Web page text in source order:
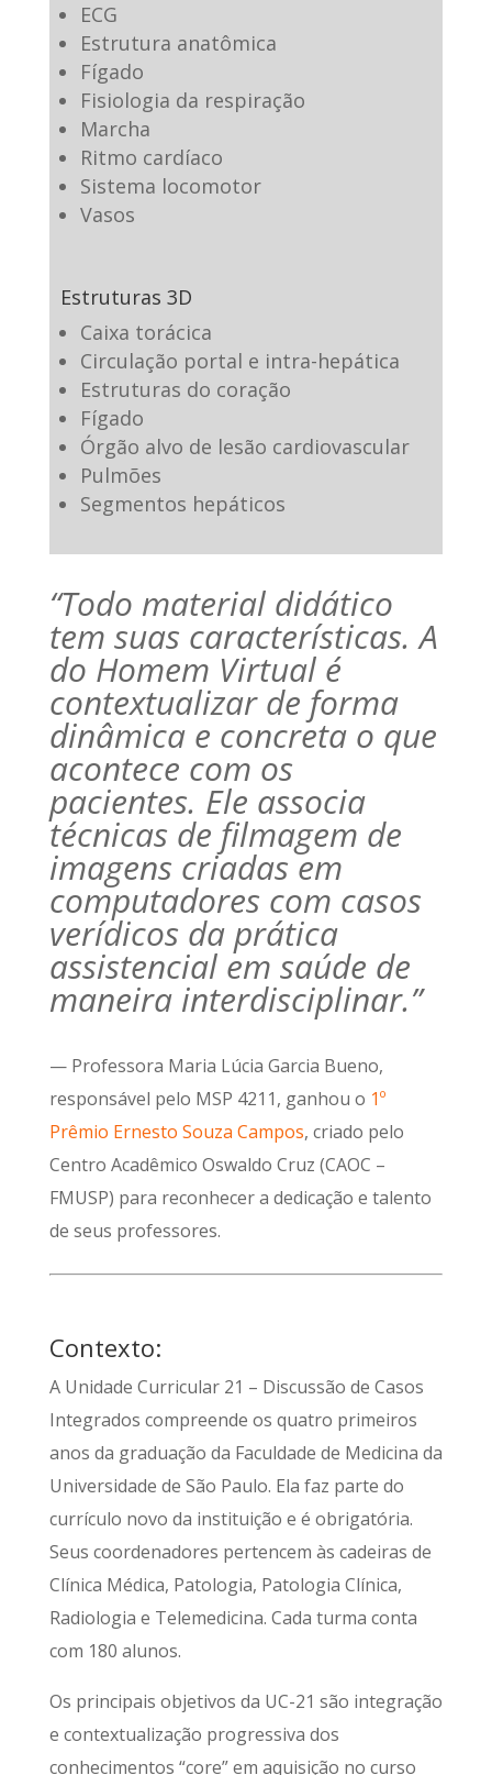
ECG
Estrutura anatômica
Fígado
Fisiologia da respiração
Marcha
Ritmo cardíaco
Sistema locomotor
Vasos
Estruturas 3D
Caixa torácica
Circulação portal e intra-hepática
Estruturas do coração
Fígado
Órgão alvo de lesão cardiovascular
Pulmões
Segmentos hepáticos
“Todo material didático
tem suas características. A
do Homem Virtual é
contextualizar de forma
dinâmica e concreta o que
acontece com os
pacientes. Ele associa
técnicas de filmagem de
imagens criadas em
computadores com casos
verídicos da prática
assistencial em saúde de
maneira interdisciplinar.”
— Professora Maria Lúcia Garcia Bueno,
responsável pelo MSP 4211, ganhou o 1º
Prêmio Ernesto Souza Campos, criado pelo
Centro Acadêmico Oswaldo Cruz (CAOC –
FMUSP) para reconhecer a dedicação e talento
de seus professores.
Contexto:
A Unidade Curricular 21 – Discussão de Casos
Integrados compreende os quatro primeiros
anos da graduação da Faculdade de Medicina da
Universidade de São Paulo. Ela faz parte do
currículo novo da instituição e é obrigatória.
Seus coordenadores pertencem às cadeiras de
Clínica Médica, Patologia, Patologia Clínica,
Radiologia e Telemedicina. Cada turma conta
com 180 alunos.
Os principais objetivos da UC-21 são integração
e contextualização progressiva dos
conhecimentos “core” em aquisição no curso